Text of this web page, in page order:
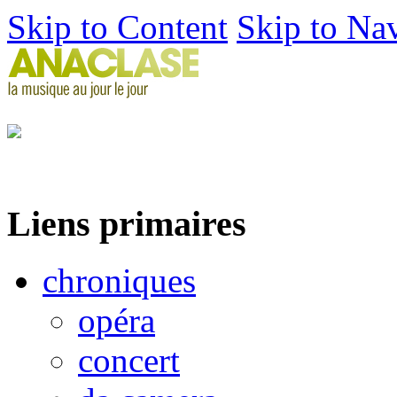
Skip to Content Skip to
Liens primaires
chroniques
opéra
concert